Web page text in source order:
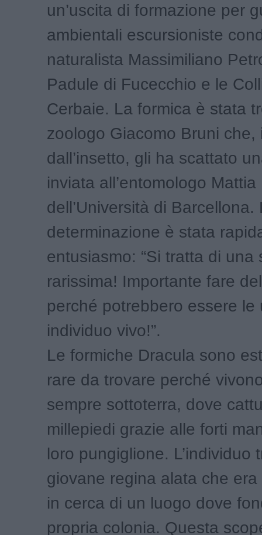
un’uscita di formazione per
ambientali escursioniste
naturalista Massimiliano
Padule di Fucecchio e le
Cerbaie. La formica è stata
zoologo Giacomo Bruni che,
dall’insetto, gli ha scattato
inviata all’entomologo
dell’Università di Barcellona.
determinazione è stata
entusiasmo: “Si tratta di una
rarissima! Importante fare
perché potrebbero essere le
individuo vivo!”.
Le formiche Dracula sono
rare da trovare perché
sempre sottoterra, dove
millepiedi grazie alle forti
loro pungiglione. L’individuo
giovane regina alata che
in cerca di un luogo dove
propria colonia. Questa